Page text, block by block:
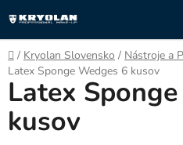
na
obsah
Domov
/ Kryolan Slovensko / Nástroje a
Latex Sponge Wedges 6 kusov
Latex
kusov